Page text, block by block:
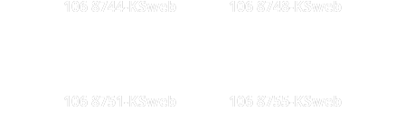
106 8744-KSweb 106 8748-KSweb
106 8751-KSweb 106 8755-KSweb